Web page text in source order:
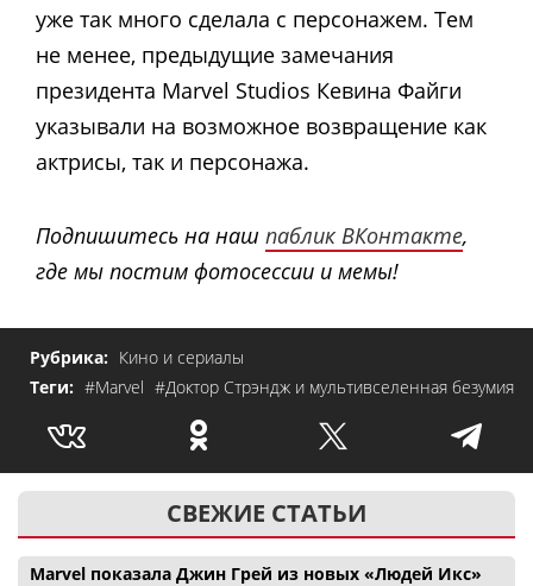
уже так много сделала с персонажем. Тем
не менее, предыдущие замечания
президента Marvel Studios Кевина Файги
указывали на возможное возвращение как
актрисы, так и персонажа.
Подпишитесь на наш паблик ВКонтакте,
где мы постим фотосессии и мемы!
Рубрика: Кино и сериалы
Теги: #Marvel #Доктор Стрэндж и мультивселенная безумия
СВЕЖИЕ СТАТЬИ
Marvel показала Джин Грей из новых «Людей Икс»